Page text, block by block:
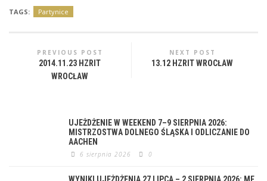
TAGS: Partynice
PREVIOUS POST
2014.11.23 HZRIT
WROCŁAW
NEXT POST
13.12 HZRIT WROCŁAW
UJEŻDŻENIE W WEEKEND 7–9 SIERPNIA 2026:
MISTRZOSTWA DOLNEGO ŚLĄSKA I ODLICZANIE DO
AACHEN
6 sierpnia 2026 0